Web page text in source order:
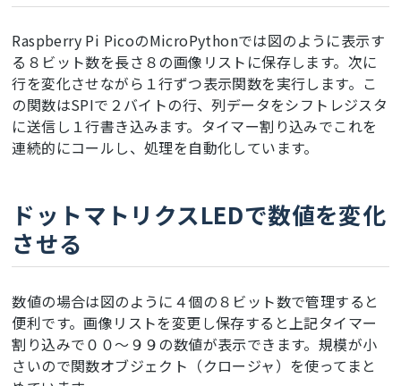
Raspberry Pi PicoのMicroPythonでは図のように表示す
る８ビット数を長さ８の画像リストに保存します。次に
行を変化させながら１行ずつ表示関数を実行します。こ
の関数はSPIで２バイトの行、列データをシフトレジスタ
に送信し１行書き込みます。タイマー割り込みでこれを
連続的にコールし、処理を自動化しています。
ドットマトリクスLEDで数値を変化
させる
数値の場合は図のように４個の８ビット数で管理すると
便利です。画像リストを変更し保存すると上記タイマー
割り込みで００〜９９の数値が表示できます。規模が小
さいので関数オブジェクト（クロージャ）を使ってまと